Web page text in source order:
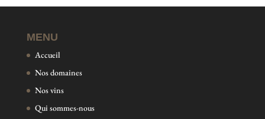
MENU
Accueil
Nos domaines
Nos vins
Qui sommes-nous